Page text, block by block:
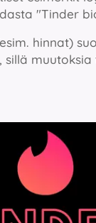
"Tinder
hinnat)
sillä